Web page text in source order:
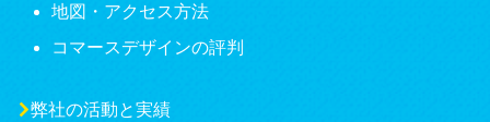
地図・アクセス方法
コマースデザインの評判
弊社の活動と実績